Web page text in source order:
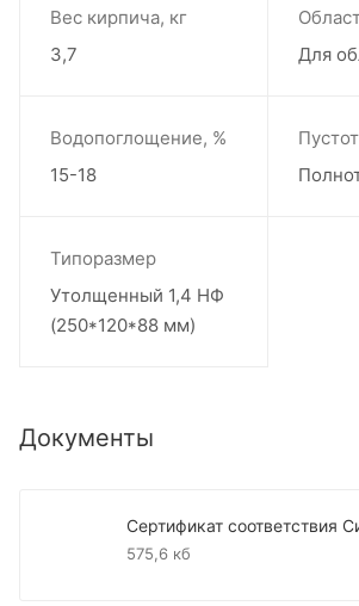
Вес кирпича, кг
3,7
Для
Водопоглощение, %
15-18
Типоразмер
Утолщенный 1,4 НФ
(250*120*88 мм)
Документы
Сертификат соответствия
575,6 кб